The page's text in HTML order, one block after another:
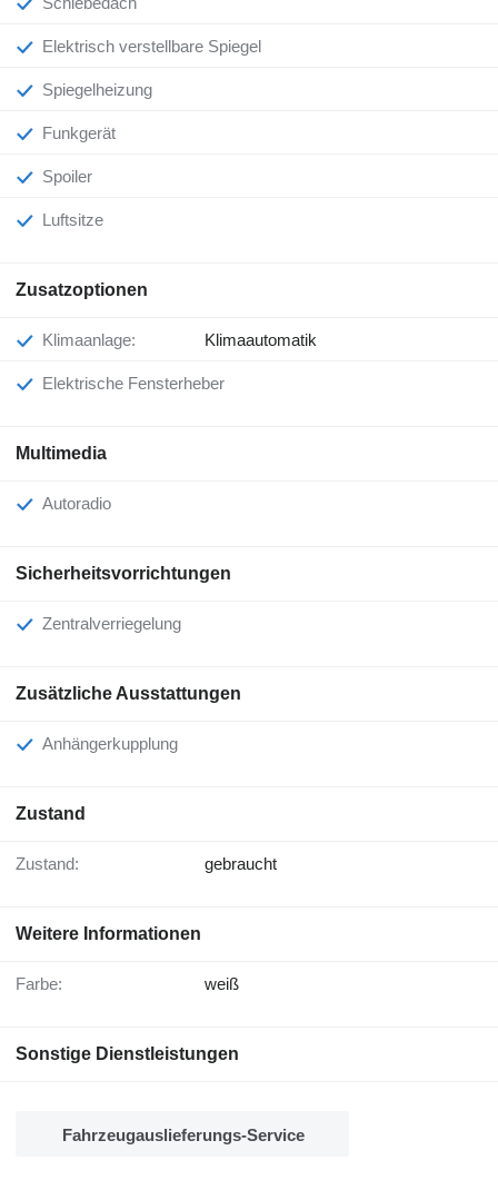
Elektrisch verstellbare Spiegel
Spiegelheizung
Funkgerät
Spoiler
Luftsitze
Zusatzoptionen
Klimaanlage: Klimaautomatik
Elektrische Fensterheber
Multimedia
Autoradio
Sicherheitsvorrichtungen
Zentralverriegelung
Zusätzliche Ausstattungen
Anhängerkupplung
Zustand
Zustand: gebraucht
Weitere Informationen
Farbe: weiß
Sonstige Dienstleistungen
Fahrzeugauslieferungs-Service